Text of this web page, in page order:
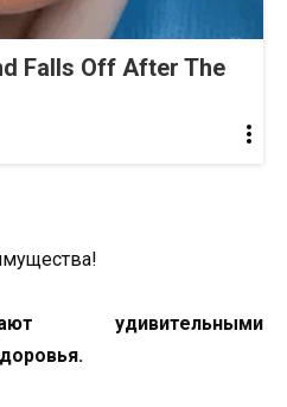
Falls Off After The
удивительными